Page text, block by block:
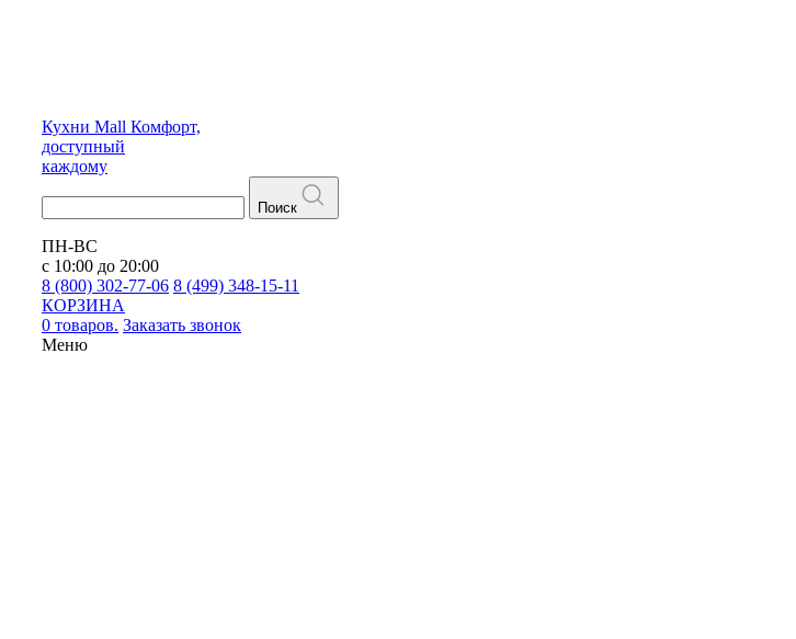
Кухни Mall Комфорт,
доступный
каждому
Поиск
ПН-ВС
с 10:00 до 20:00
8 (800) 302-77-06 8 (499) 348-15-11
КОРЗИНА
0 товаров. Заказать звонок
Меню